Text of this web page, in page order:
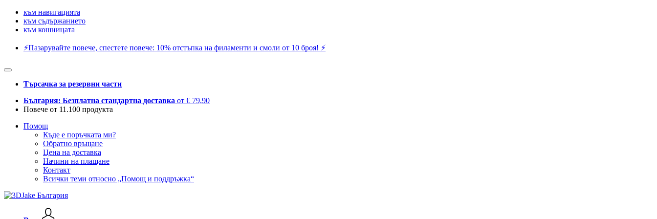
към навигацията
към съдържанието
към кошницата
⚡️Пазарувайте повече, спестете повече: 10% отстъпка на филаменти и смоли от 10 броя! ⚡️
Търсачка за резервни части
България: Безплатна стандартна доставка от € 79,90
Повече от 11.100 продукта
Помощ
Къде е поръчката ми?
Обратно връщане
Цена на доставка
Начини на плащане
Контакт
Всички теми относно „Помощ и поддръжка“